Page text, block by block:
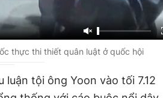
thực thi thiết quân luật ở quốc hội
tội ông Yoon vào tối 7.12